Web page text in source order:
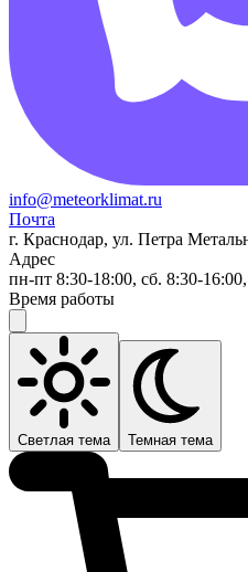
info@meteorklimat.ru
Почта
г. Краснодар, ул. Петра
Адрес
пн-пт 8:30-18:00, сб. 8:30-
Время работы
Светлая тема Темная тема